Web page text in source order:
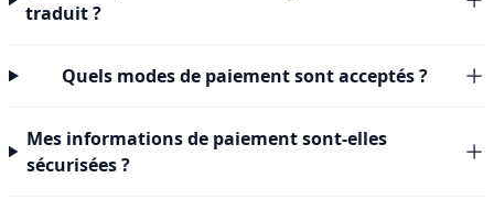
traduit ?
Quels modes de paiement sont acceptés ?
Mes informations de paiement sont-elles
sécurisées ?